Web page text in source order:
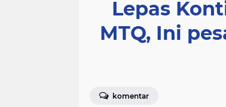
Lepas
MTQ, Ini
komentar